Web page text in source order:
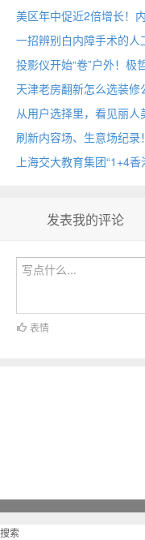
一招辨别白内障手术的人
从用户选择里，看见丽
上海交大教育集团“1+4香
发表我的评论
表情
搜索